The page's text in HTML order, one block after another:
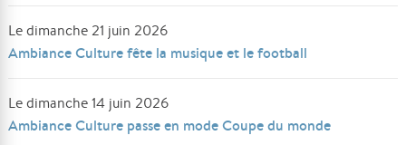
Le dimanche 21 juin 2026
Ambiance Culture fête la musique et le football
Le dimanche 14 juin 2026
Ambiance Culture passe en mode Coupe du monde